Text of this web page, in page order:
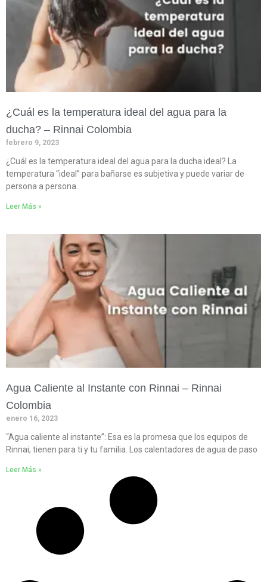
¿Cuál es la temperatura ideal del agua para la
ducha? – Rinnai Colombia
febrero 9, 2023
¿Cuál es la temperatura ideal del agua para la ducha ideal? La
temperatura “ideal” para bañarse es subjetiva y puede variar de
persona a persona.
Leer Más »
Agua Caliente al Instante con Rinnai – Rinnai
Colombia
enero 16, 2023
“Agua caliente al instante”: Esa es la promesa que los equipos de
Rinnai, tienen para ti y tu familia. Los calentadores de agua de paso
Leer Más »